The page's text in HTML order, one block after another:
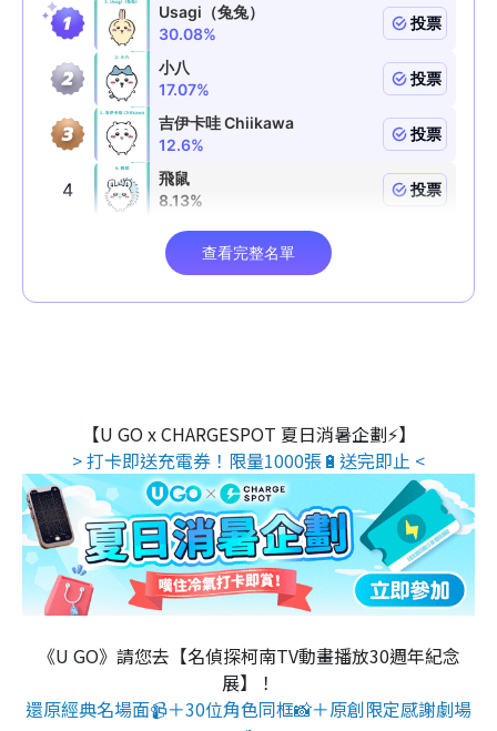
【U GO x CHARGESPOT 夏日消暑企劃⚡】
> 打卡即送充電券！限量1000張🔋送完即止 <
《U GO》請您去【名偵探柯南TV動畫播放30週年紀念
展】！
還原經典名場面📹＋30位角色同框📸＋原創限定感謝劇場